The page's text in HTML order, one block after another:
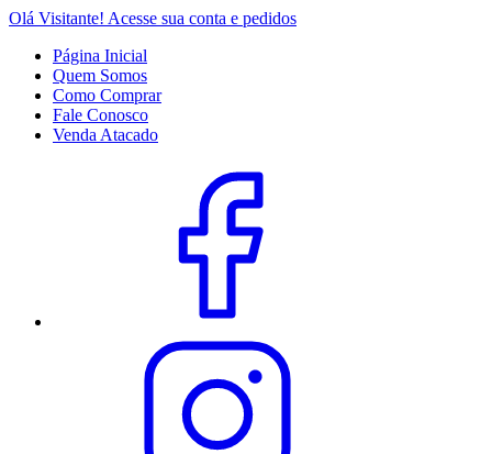
Olá Visitante! Acesse sua conta e pedidos
Página Inicial
Quem Somos
Como Comprar
Fale Conosco
Venda Atacado